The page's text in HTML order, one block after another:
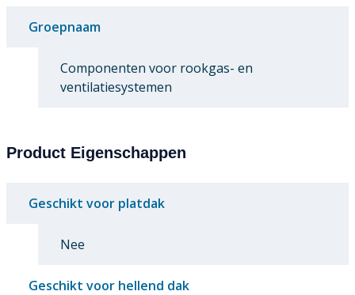
Groepnaam
Componenten voor rookgas- en
ventilatiesystemen
Product Eigenschappen
Geschikt voor platdak
Nee
Geschikt voor hellend dak